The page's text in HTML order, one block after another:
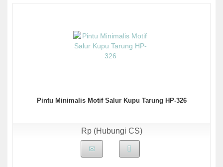
Pintu Minimalis Motif Salur Kupu Tarung HP-326
Rp (Hubungi CS)